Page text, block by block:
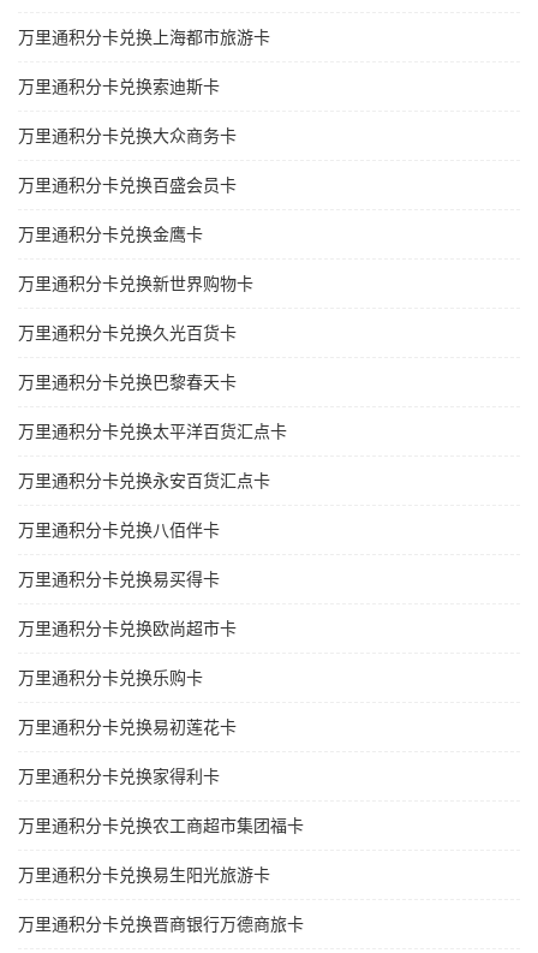
万里通积分卡兑换上海都市旅游卡
万里通积分卡兑换索迪斯卡
万里通积分卡兑换大众商务卡
万里通积分卡兑换百盛会员卡
万里通积分卡兑换金鹰卡
万里通积分卡兑换新世界购物卡
万里通积分卡兑换久光百货卡
万里通积分卡兑换巴黎春天卡
万里通积分卡兑换太平洋百货汇点卡
万里通积分卡兑换永安百货汇点卡
万里通积分卡兑换八佰伴卡
万里通积分卡兑换易买得卡
万里通积分卡兑换欧尚超市卡
万里通积分卡兑换乐购卡
万里通积分卡兑换易初莲花卡
万里通积分卡兑换家得利卡
万里通积分卡兑换农工商超市集团福卡
万里通积分卡兑换易生阳光旅游卡
万里通积分卡兑换晋商银行万德商旅卡